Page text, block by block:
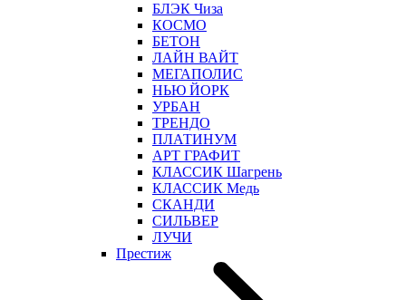
БЛЭК Чиза
КОСМО
БЕТОН
ЛАЙН ВАЙТ
МЕГАПОЛИС
НЬЮ ЙОРК
УРБАН
ТРЕНДО
ПЛАТИНУМ
АРТ ГРАФИТ
КЛАССИК Шагрень
КЛАССИК Медь
СКАНДИ
СИЛЬВЕР
ЛУЧИ
Престиж